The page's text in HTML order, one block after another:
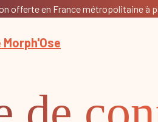
offerte en France métropolitaine à